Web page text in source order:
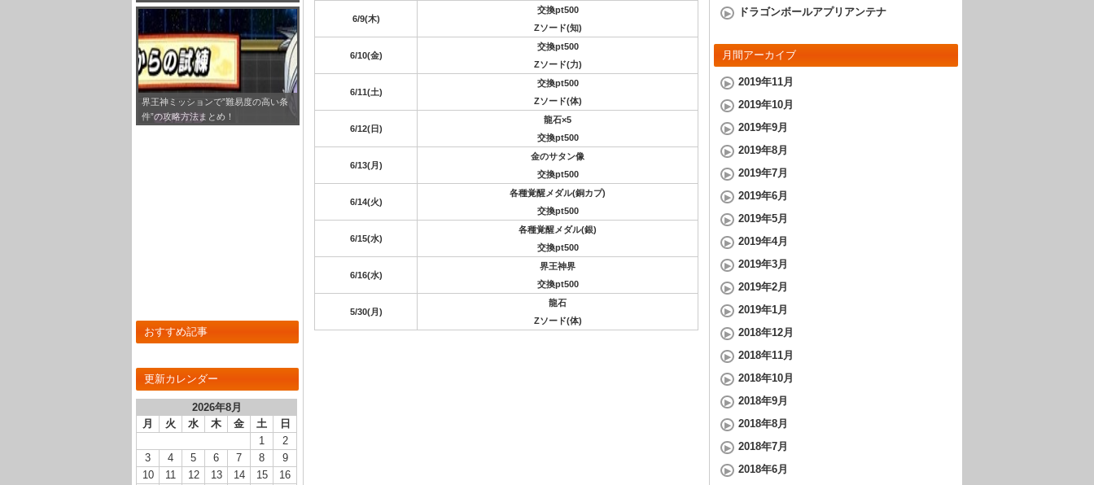
タスが判明しました！
界王神ミッションで”難易度の高い条
件”の攻略方法まとめ！
おすすめ記事
更新カレンダー
2026年8月
月
火 水 木 金 土 日
1
2
3
4 5 6 7 8
9
10
11 12 13 14 15
16
6/9(木)
交換pt500
Zソード(知)
6/10(金)
交換pt500
Zソード(力)
6/11(土)
交換pt500
Zソード(体)
6/12(日)
龍石×5
交換pt500
6/13(月)
金のサタン像
交換pt500
6/14(火)
各種覚醒メダル(銅カプ)
交換pt500
6/15(水)
各種覚醒メダル(銀)
交換pt500
6/16(水)
界王神界
交換pt500
5/30(月)
龍石
Zソード(体)
ドラゴンボールアプリアンテナ
月間アーカイブ
2019年11月
2019年10月
2019年9月
2019年8月
2019年7月
2019年6月
2019年5月
2019年4月
2019年3月
2019年2月
2019年1月
2018年12月
2018年11月
2018年10月
2018年9月
2018年8月
2018年7月
2018年6月